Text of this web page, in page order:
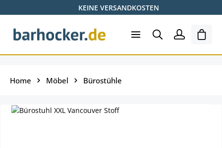
Zum Hauptinhalt springenKEINE VERSANDKOSTEN
Home Möbel Bürostühle